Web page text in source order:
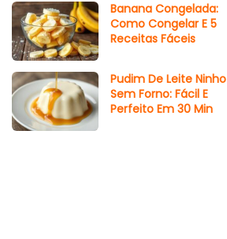
Banana Congelada:
Como Congelar E 5
Receitas Fáceis
Pudim De Leite Ninho
Sem Forno: Fácil E
Perfeito Em 30 Min